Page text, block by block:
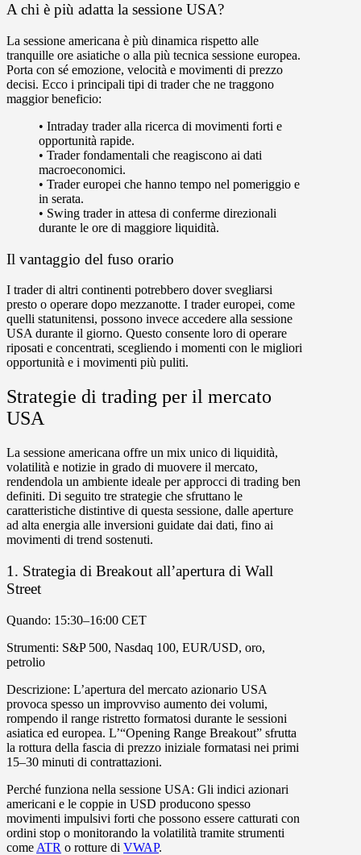
A chi è più adatta la sessione USA?
La sessione americana è più dinamica rispetto alle
tranquille ore asiatiche o alla più tecnica sessione europea.
Porta con sé emozione, velocità e movimenti di prezzo
decisi. Ecco i principali tipi di trader che ne traggono
maggior beneficio:
• Intraday trader alla ricerca di movimenti forti e
opportunità rapide.
• Trader fondamentali che reagiscono ai dati
macroeconomici.
• Trader europei che hanno tempo nel pomeriggio e
in serata.
• Swing trader in attesa di conferme direzionali
durante le ore di maggiore liquidità.
Il vantaggio del fuso orario
I trader di altri continenti potrebbero dover svegliarsi
presto o operare dopo mezzanotte. I trader europei, come
quelli statunitensi, possono invece accedere alla sessione
USA durante il giorno. Questo consente loro di operare
riposati e concentrati, scegliendo i momenti con le migliori
opportunità e i movimenti più puliti.
Strategie di trading per il mercato
USA
La sessione americana offre un mix unico di liquidità,
volatilità e notizie in grado di muovere il mercato,
rendendola un ambiente ideale per approcci di trading ben
definiti. Di seguito tre strategie che sfruttano le
caratteristiche distintive di questa sessione, dalle aperture
ad alta energia alle inversioni guidate dai dati, fino ai
movimenti di trend sostenuti.
1. Strategia di Breakout all’apertura di Wall
Street
Quando: 15:30–16:00 CET
Strumenti: S&P 500, Nasdaq 100, EUR/USD, oro,
petrolio
Descrizione: L’apertura del mercato azionario USA
provoca spesso un improvviso aumento dei volumi,
rompendo il range ristretto formatosi durante le sessioni
asiatica ed europea. L’“Opening Range Breakout” sfrutta
la rottura della fascia di prezzo iniziale formatasi nei primi
15–30 minuti di contrattazioni.
Perché funziona nella sessione USA: Gli indici azionari
americani e le coppie in USD producono spesso
movimenti impulsivi forti che possono essere catturati con
ordini stop o monitorando la volatilità tramite strumenti
come ATR o rotture di VWAP.